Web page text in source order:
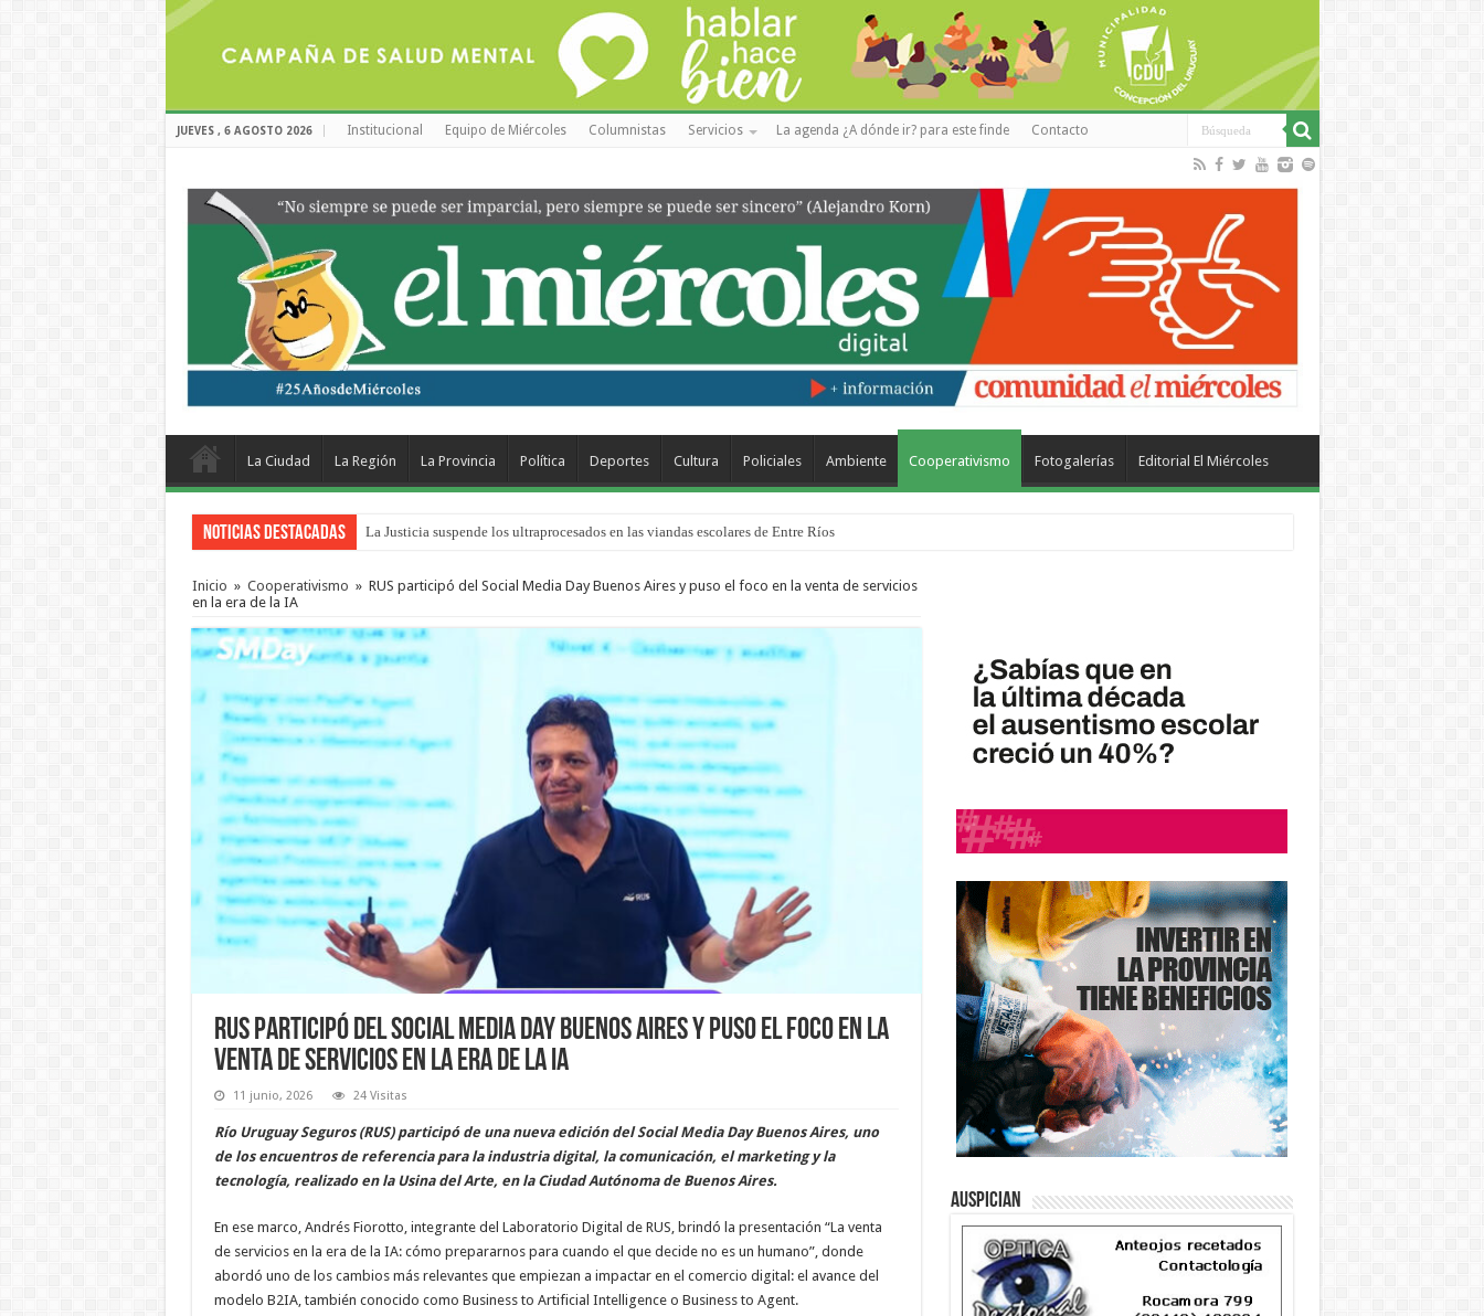
JUEVES , 6 AGOSTO 2026 Institucional Equipo de Miércoles Columnistas Servicios La agenda ¿A dónde ir? para este finde Contacto
La Ciudad La Región La Provincia Política Deportes Cultura Policiales Ambiente Cooperativismo Fotogalerías Editorial El Miércoles
Noticias Destacadas La Justicia suspende los ultraprocesados en las viandas escolares de Entre Ríos
Inicio » Cooperativismo » RUS participó del Social Media Day Buenos Aires y puso el foco en la venta de servicios
en la era de la IA
RUS participó del Social Media Day Buenos Aires y puso el foco en la
venta de servicios en la era de la IA
11 junio, 2026 24 Visitas
Río Uruguay Seguros (RUS) participó de una nueva edición del Social Media Day Buenos Aires, uno
de los encuentros de referencia para la industria digital, la comunicación, el marketing y la
tecnología, realizado en la Usina del Arte, en la Ciudad Autónoma de Buenos Aires.
En ese marco, Andrés Fiorotto, integrante del Laboratorio Digital de RUS, brindó la presentación “La venta
de servicios en la era de la IA: cómo prepararnos para cuando el que decide no es un humano”, donde
abordó uno de los cambios más relevantes que empiezan a impactar en el comercio digital: el avance del
modelo B2IA, también conocido como Business to Artificial Intelligence o Business to Agent.
Auspician